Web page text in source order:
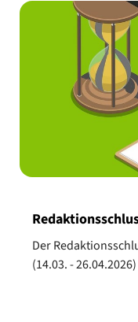
Der
(14.03. -